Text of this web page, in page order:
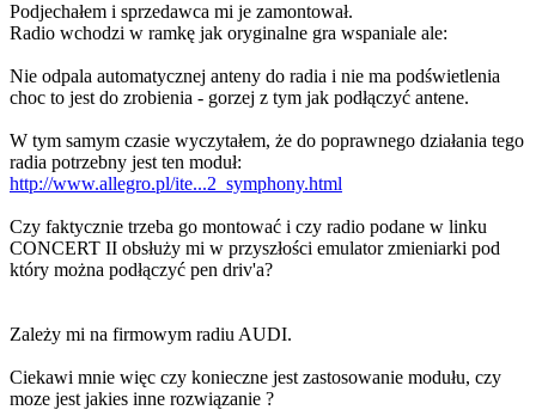
Podjechałem i sprzedawca mi je zamontował.
Radio wchodzi w ramkę jak oryginalne gra wspaniale ale:
Nie odpala automatycznej anteny do radia i nie ma podświetlenia
choc to jest do zrobienia - gorzej z tym jak podłączyć antene.
W tym samym czasie wyczytałem, że do poprawnego działania tego
radia potrzebny jest ten moduł:
http://www.allegro.pl/ite...2_symphony.html
Czy faktycznie trzeba go montować i czy radio podane w linku
CONCERT II obsłuży mi w przyszłości emulator zmieniarki pod
który można podłączyć pen driv'a?
Zależy mi na firmowym radiu AUDI.
Ciekawi mnie więc czy konieczne jest zastosowanie modułu, czy
moze jest jakies inne rozwiązanie ?